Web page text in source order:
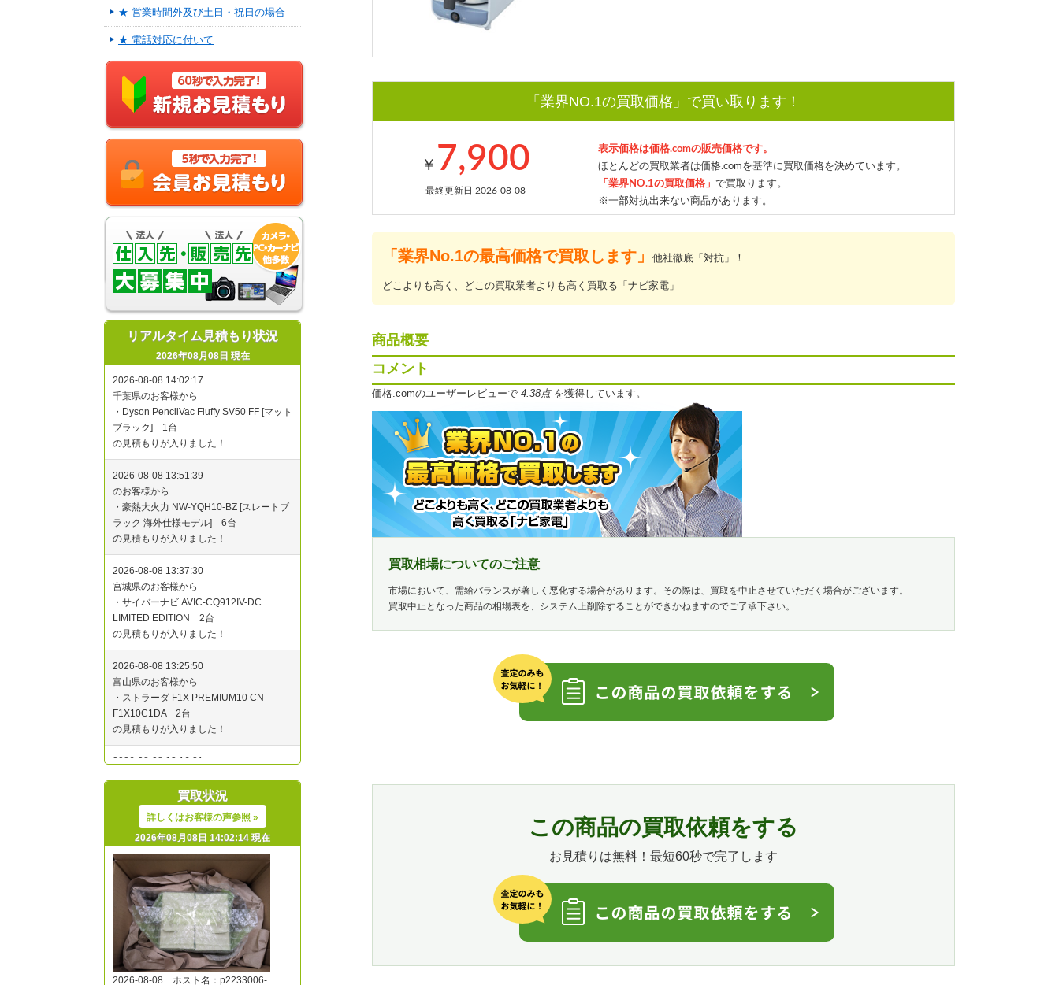
「業界NO.1の買取価格」で買い取ります！
￥ 7,900
最終更新日 2026-08-08
表示価格は価格.comの販売価格です。
ほとんどの買取業者は価格.comを基準に買取価格を決めています。
「業界NO.1の買取価格」 で買取ります。
※一部対抗出来ない商品があります。
「業界No.1の最高価格で買取します」 他社徹底「対抗」！
どこよりも高く、どこの買取業者よりも高く買取る「ナビ家電」
商品概要
コメント
価格.comのユーザーレビューで 4.38点を獲得しています。
買取相場についてのご注意
市場において、需給バランスが著しく悪化する場合があります。その際は、買取を中止させていただく場合がございます。
買取中止となった商品の相場表を、システム上削除することができかねますのでご了承下さい。
この商品の買取依頼をする
お見積りは無料！最短60秒で完了します
★ 営業時間外及び土日・祝日の場合
★ 電話対応に付いて
リアルタイム見積もり状況
2026年08月08日 現在
買取状況
詳しくはお客様の声参照 »
2026年08月08日 14:02:14 現在